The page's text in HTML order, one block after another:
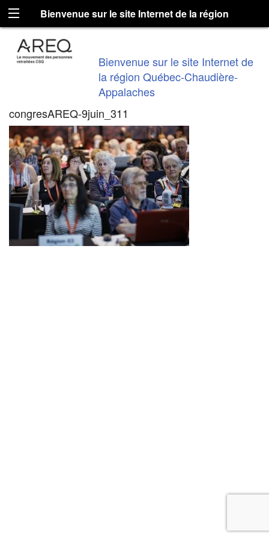
Bienvenue sur le site Internet de la région
Québec-Chaudière-Appalaches
Bienvenue sur le site Internet de
la région Québec-Chaudière-
Appalaches
congresAREQ-9juin_311